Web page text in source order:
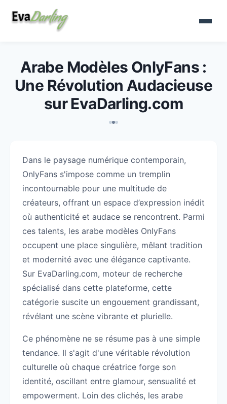
Arabe Modèles OnlyFans :
Une Révolution Audacieuse
sur EvaDarling.com
Dans le paysage numérique contemporain,
OnlyFans s'impose comme un tremplin
incontournable pour une multitude de
créateurs, offrant un espace d’expression inédit
où authenticité et audace se rencontrent. Parmi
ces talents, les arabe modèles OnlyFans
occupent une place singulière, mêlant tradition
et modernité avec une élégance captivante.
Sur EvaDarling.com, moteur de recherche
spécialisé dans cette plateforme, cette
catégorie suscite un engouement grandissant,
révélant une scène vibrante et plurielle.
Ce phénomène ne se résume pas à une simple
tendance. Il s'agit d'une véritable révolution
culturelle où chaque créatrice forge son
identité, oscillant entre glamour, sensualité et
empowerment. Loin des clichés, les arabe